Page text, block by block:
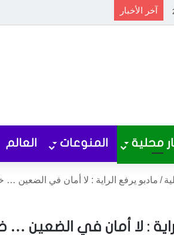
آخر الأخبار
محلية المنوعات العالم
/ مادبو يرفع الراية : لا أمان في الضعين
: لا أمان في الضعين